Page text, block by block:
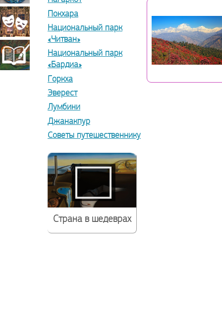
Покхара
Национальный парк
«Читван»
Национальный парк
«Бардиа»
Горкха
Эверест
Лумбини
Джанакпур
Советы путешественнику
Страна в шедеврах
прикладное
искусство
Театрально-
декорационное
искусство
Книжная
миниатюра